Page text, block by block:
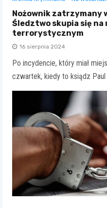
Nożownik zatrzymany
Śledztwo skupia się na
terrorystycznym
16 sierpnia 2024
Po incydencie, który miał
czwartek, kiedy to ksiądz Paul